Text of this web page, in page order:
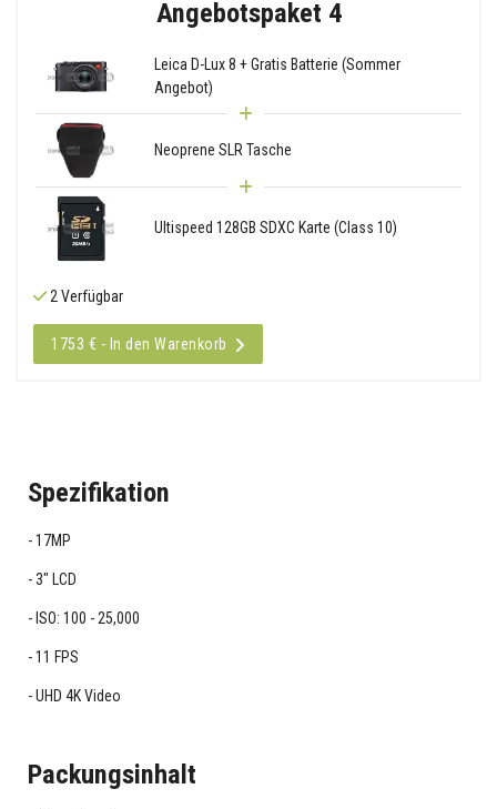
Angebotspaket 4
Leica D-Lux 8 + Gratis Batterie (Sommer
Angebot)
Neoprene SLR Tasche
Ultispeed 128GB SDXC Karte (Class 10)
2 Verfügbar
1753 € - In den Warenkorb
Spezifikation
17MP
3" LCD
ISO: 100 - 25,000
11 FPS
UHD 4K Video
Packungsinhalt